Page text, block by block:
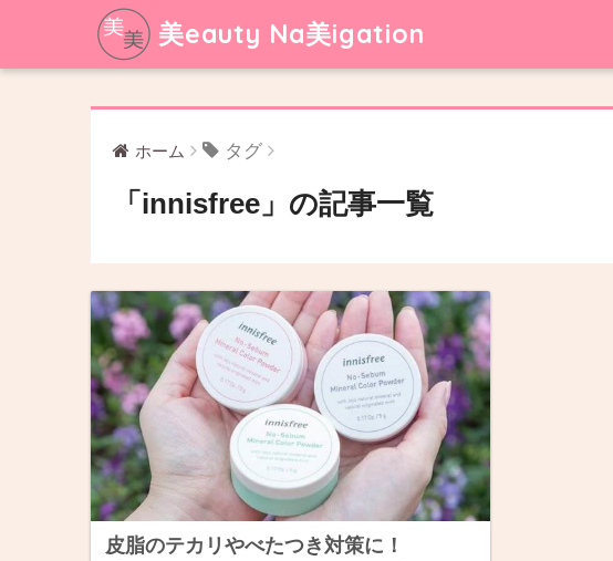
美eauty Na美igation
ホーム タグ
「innisfree」の記事一覧
皮脂のテカリやべたつき対策に！